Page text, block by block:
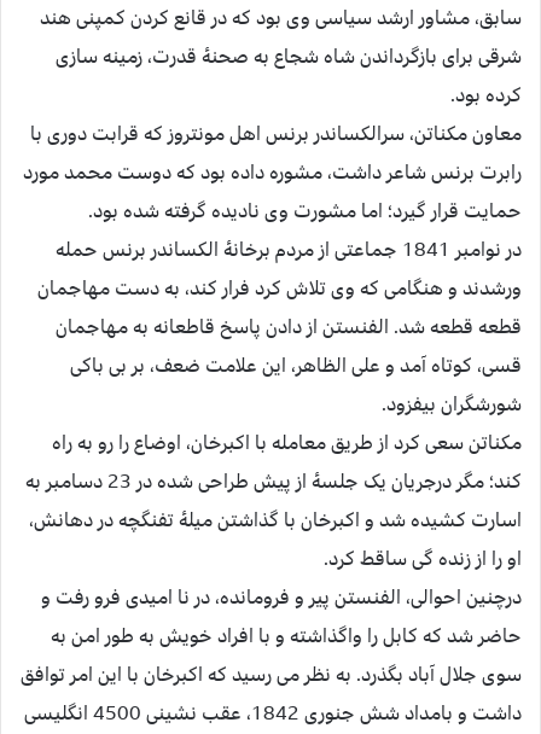
سابق، مشاور ارشد سیاسی وی بود که در قانع کردن کمپنی هند
شرقی برای بازگرداندن شاه شجاع به صحنۀ قدرت، زمینه سازی
کرده بود.
معاون مکناتن، سرالکساندر برنس اهل مونتروز که قرابت دوری با
رابرت برنس شاعر داشت، مشوره داده بود که دوست محمد مورد
حمایت قرار گیرد؛ اما مشورت وی نادیده گرفته شده بود.
در نوامبر 1841 جماعتی از مردم برخانۀ الکساندر برنس حمله
ورشدند و هنگامی که وی تلاش کرد فرار کند، به دست مهاجمان
قطعه قطعه شد. الفنستن از دادن پاسخ قاطعانه به مهاجمان
قسی، کوتاه آمد و علی الظاهر، این علامت ضعف، بر بی باکی
شورشگران بیفزود.
مکناتن سعی کرد از طریق معامله با اکبرخان، اوضاع را رو به راه
کند؛ مگر درجریان یک جلسۀ از پیش طراحی شده در 23 دسامبر به
اسارت کشیده شد و اکبرخان با گذاشتن میلۀ تفنگچه در دهانش،
او را از زنده گی ساقط کرد.
درچنین احوالی، الفنستن پیر و فرومانده، در نا امیدی فرو رفت و
حاضر شد که کابل را واگذاشته و با افراد خویش به طور امن به
سوی جلال آباد بگذرد. به نظر می رسید که اکبرخان با این امر توافق
داشت و بامداد شش جنوری 1842، عقب نشینی 4500 انگلیسی